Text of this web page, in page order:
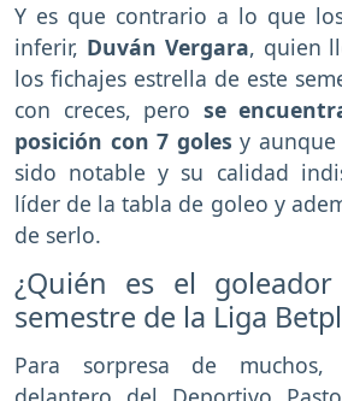
Y es que contrario a lo que
inferir, Duván Vergara, quien
los fichajes estrella de este
con creces, pero se
posición con 7 goles y aunque
sido notable y su calidad
líder de la tabla de goleo y
de serlo.
¿Quién es el
semestre de la Liga
Para sorpresa de muchos,